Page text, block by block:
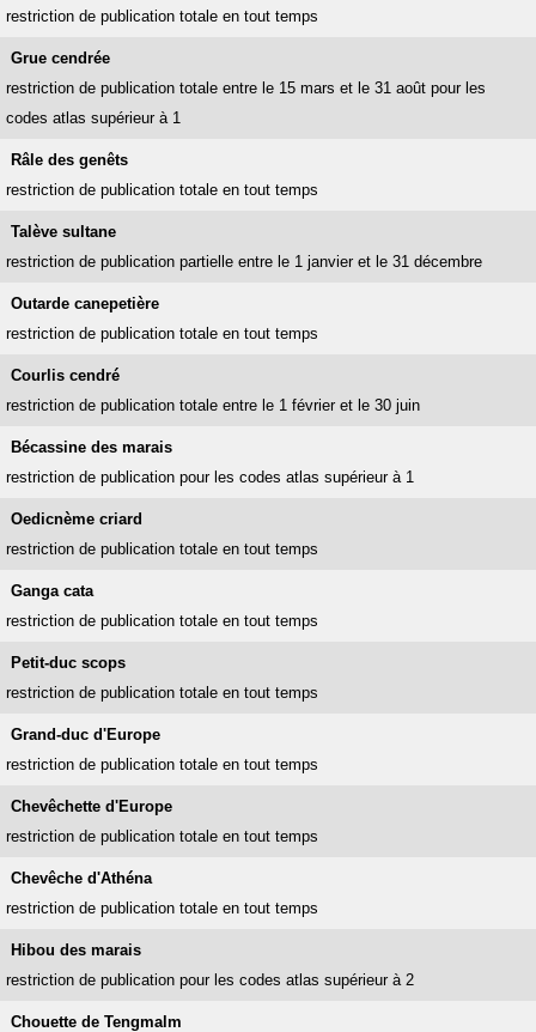
restriction de publication totale en tout temps
Grue cendrée
restriction de publication totale entre le 15 mars et le 31 août pour les
codes atlas supérieur à 1
Râle des genêts
restriction de publication totale en tout temps
Talève sultane
restriction de publication partielle entre le 1 janvier et le 31 décembre
Outarde canepetière
restriction de publication totale en tout temps
Courlis cendré
restriction de publication totale entre le 1 février et le 30 juin
Bécassine des marais
restriction de publication pour les codes atlas supérieur à 1
Oedicnème criard
restriction de publication totale en tout temps
Ganga cata
restriction de publication totale en tout temps
Petit-duc scops
restriction de publication totale en tout temps
Grand-duc d'Europe
restriction de publication totale en tout temps
Chevêchette d'Europe
restriction de publication totale en tout temps
Chevêche d'Athéna
restriction de publication totale en tout temps
Hibou des marais
restriction de publication pour les codes atlas supérieur à 2
Chouette de Tengmalm